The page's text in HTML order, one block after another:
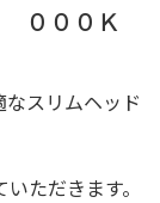
０００Ｋ
スリムヘッド
ただきます。